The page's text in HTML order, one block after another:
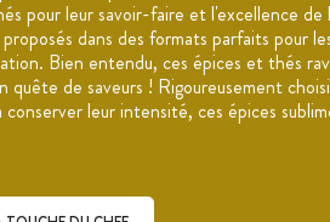
pour leur savoir-faire et l'excellence de
dans des formats parfaits pour
Bien entendu, ces épices et thés
quête de saveurs ! Rigoureusement
leur intensité, ces épices